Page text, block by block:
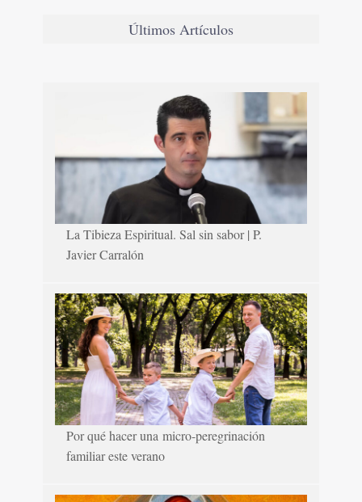
Últimos Artículos
La Tibieza Espiritual. Sal sin sabor | P.
Javier Carralón
Por qué hacer una micro-peregrinación
familiar este verano